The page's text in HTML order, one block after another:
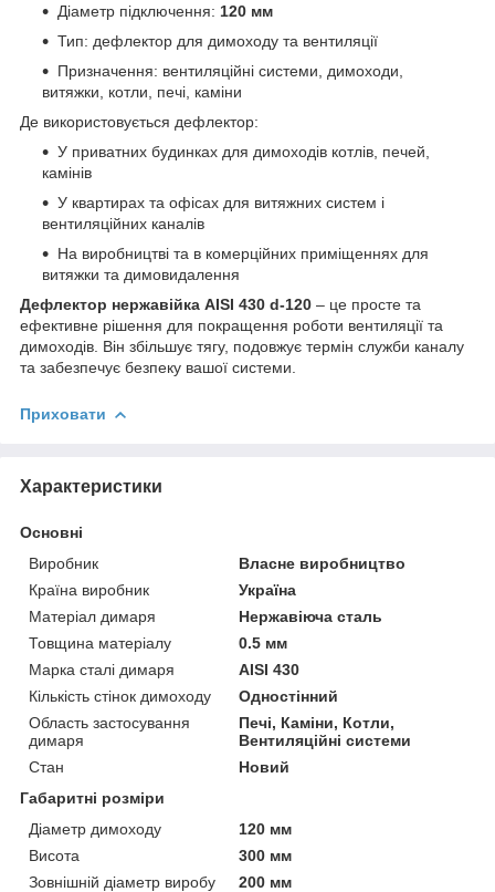
Діаметр підключення: 120 мм
Тип: дефлектор для димоходу та вентиляції
Призначення: вентиляційні системи, димоходи,
витяжки, котли, печі, каміни
Де використовується дефлектор:
У приватних будинках для димоходів котлів, печей,
камінів
У квартирах та офісах для витяжних систем і
вентиляційних каналів
На виробництві та в комерційних приміщеннях для
витяжки та димовидалення
Дефлектор нержавійка AISI 430 d-120 – це просте та
ефективне рішення для покращення роботи вентиляції та
димоходів. Він збільшує тягу, подовжує термін служби каналу
та забезпечує безпеку вашої системи.
Приховати
Характеристики
Основні
Виробник
Власне виробництво
Країна виробник
Україна
Матеріал димаря
Нержавіюча сталь
Товщина матеріалу
0.5 мм
Марка сталі димаря
AISI 430
Кількість стінок димоходу
Одностінний
Область застосування
димаря
Печі, Каміни, Котли,
Вентиляційні системи
Стан
Новий
Габаритні розміри
Діаметр димоходу
120 мм
Висота
300 мм
Зовнішній діаметр виробу
200 мм